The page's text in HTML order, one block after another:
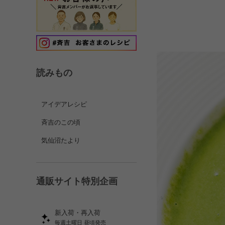
読みもの
アイデアレシピ
斉吉のこの頃
気仙沼たより
通販サイト特別企画
新入荷・再入荷
毎週土曜日 昼頃発売